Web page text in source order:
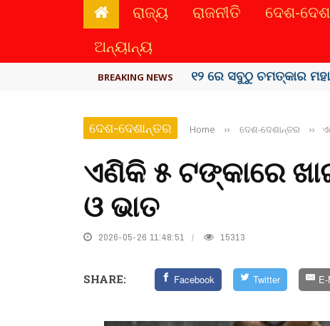
ରାଜ୍ୟ ରାଜନୀତି ଦେଶ-
ଅନ୍ୟାନ୍ୟ
BREAKING NEWS କେରଳରେ ‘ରାଟ୍ ଫିଭର୍’
ଦେଶ-ଦେଶାନ୍ତର Home ›› ଦେଶ-ଦେଶାନ୍ତର ››
ଏଣିକି ୫ ଟଙ୍କାରେ
ଓ ଭାତ
2026-05-26 11:48:51 15313
SHARE: Facebook Twitter